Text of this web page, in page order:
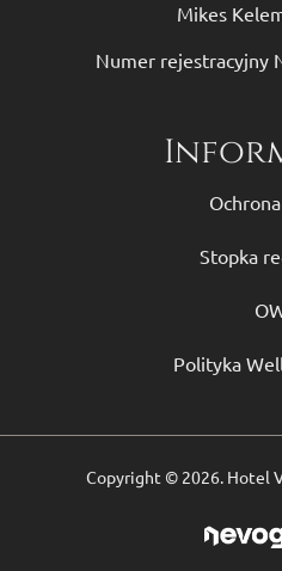
Mikes
Numer rejestracyjny
Stopka
Polityka
Copyright © 2026. Hotel